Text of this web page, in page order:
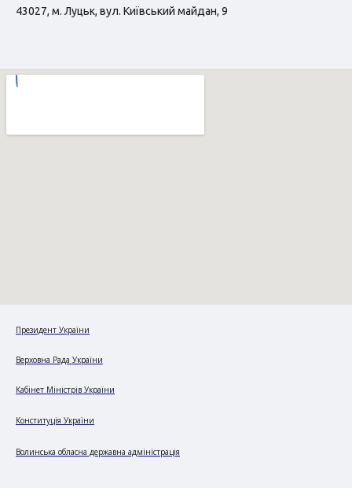
43027, м. Луцьк, вул. Київський майдан, 9
Президент України
Верховна Рада України
Кабінет Міністрів України
Конституція України
Волинська обласна державна адміністрація